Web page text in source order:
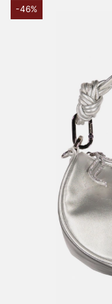
-46%